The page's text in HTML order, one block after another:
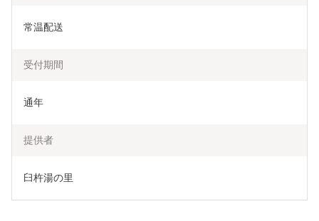
常温配送
受付期間
通年
提供者
臼杵湯の里